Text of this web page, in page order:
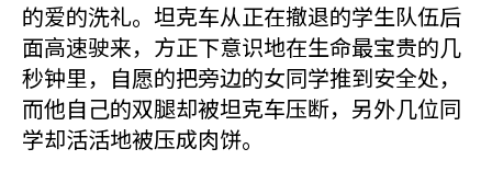
的爱的洗礼。坦克车从正在撤退的学生队伍后
面高速驶来，方正下意识地在生命最宝贵的几
秒钟里，自愿的把旁边的女同学推到安全处，
而他自己的双腿却被坦克车压断，另外几位同
学却活活地被压成肉饼。